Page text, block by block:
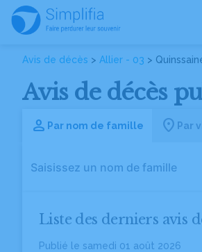
Avis de décès > Allier - 03 >
Avis de décès
Par nom de famille Par
Liste des derniers avis
Publié le samedi 01 août 2026